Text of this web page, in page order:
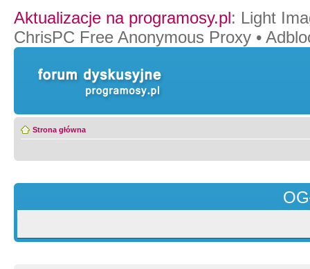
Aktualizacje na programosy.pl: Light
ChrisPC Free Anonymous Proxy •
Strona główna